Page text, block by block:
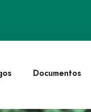
Documentos